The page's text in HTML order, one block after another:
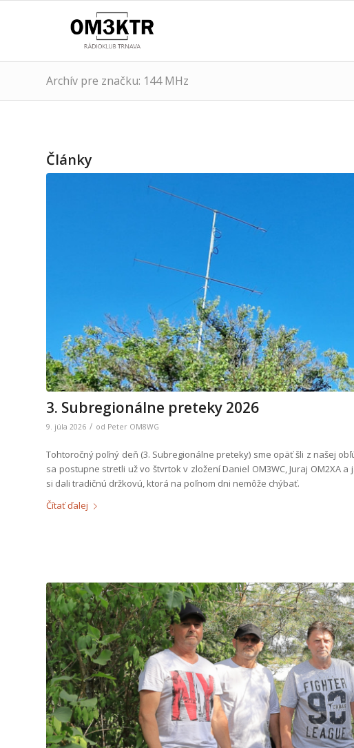
Archív pre značku: 144 MHz
Články
3. Subregionálne preteky 2026
9. júla 2026 / od Peter OM8WG
Tohtoročný poľný deň (3. Subregionálne preteky) sme opäť šli z našej
sa postupne stretli už vo štvrtok v zložení Daniel OM3WC, Juraj OM2XA
si dali tradičnú držkovú, ktorá na poľnom dni nemôže chýbať.
Čítať ďalej